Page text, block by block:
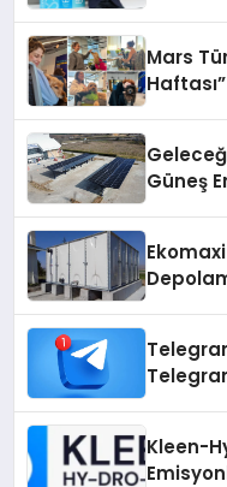
Mars
Güneş
Kleen-